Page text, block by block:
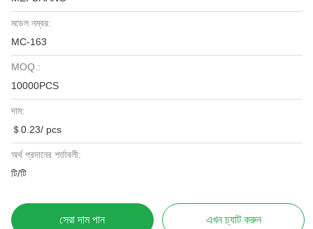
মডেল নম্বর:
MC-163
MOQ.:
10000PCS
দাম:
＄0.23/ pcs
অর্থ প্রদানের শর্তাবলী:
টি/টি
সেরা দাম পান এখন চ্যাট করুন